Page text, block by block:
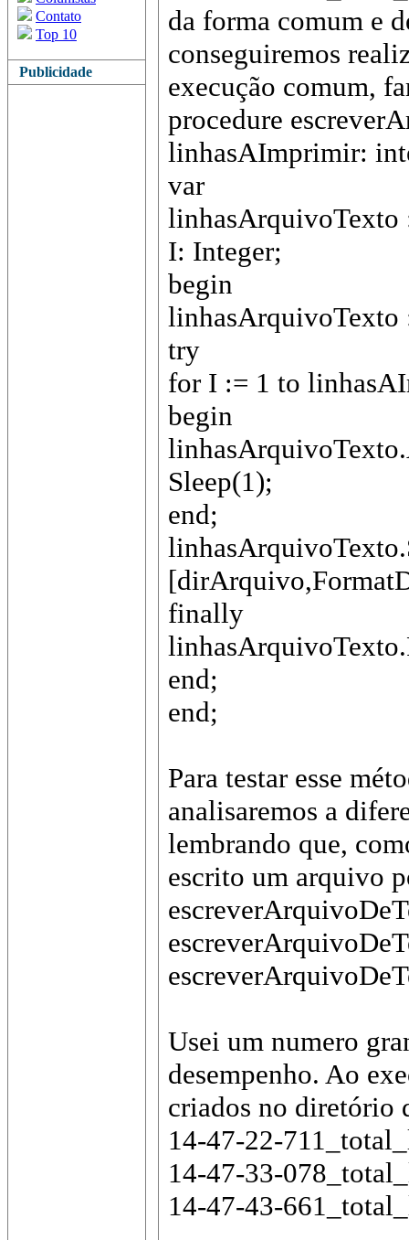
Contato
Top 10
Publicidade
da forma comum e
conseguiremos
execução comum,
procedure
linhasAImprimir:
var
I: Integer;
begin
linhasArquivoTexto
try
for I := 1 to
begin
Sleep(1);
end;
finally
end;
end;
Para testar esse
analisaremos a
lembrando que,
escrito um arquivo
Usei um numero
desempenho. Ao
criados no diretório
14-47-22-
14-47-33-
14-47-43-